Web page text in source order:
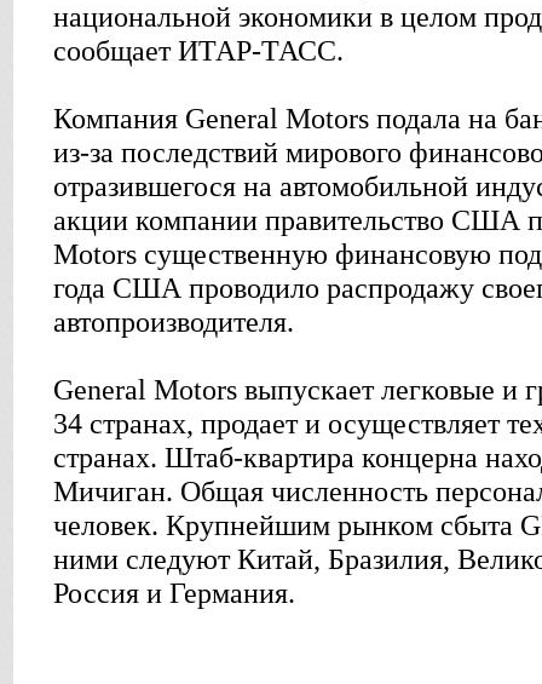
национальной экономики в целом
сообщает ИТАР-ТАСС.
Компания General Motors подала на
из-за последствий мирового
отразившегося на автомобильной
акции компании правительство США
Motors существенную финансовую
года США проводило распродажу
автопроизводителя.
General Motors выпускает легковые и
34 странах, продает и осуществляет
странах. Штаб-квартира концерна
Мичиган. Общая численность
человек. Крупнейшим рынком сбыта
ними следуют Китай, Бразилия,
Россия и Германия.